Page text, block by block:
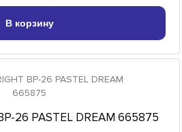
В корзину
26 PASTEL DREAM 665875